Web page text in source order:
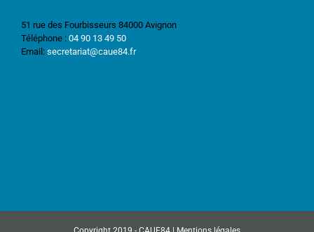
51 rue des Fourbisseurs 84000 Avignon
Téléphone : 04 90 13 49 50
Email: secretariat@caue84.fr